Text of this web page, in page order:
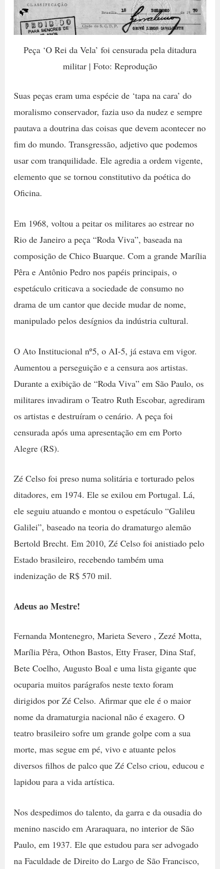
Peça ‘O Rei da Vela’ foi censurada pela ditadura
militar | Foto: Reprodução
Suas peças eram uma espécie de ‘tapa na cara’ do
moralismo conservador, fazia uso da nudez e sempre
pautava a doutrina das coisas que devem acontecer no
fim do mundo. Transgressão, adjetivo que podemos
usar com tranquilidade. Ele agredia a ordem vigente,
elemento que se tornou constitutivo da poética do
Oficina.
Em 1968, voltou a peitar os militares ao estrear no
Rio de Janeiro a peça “Roda Viva”, baseada na
composição de Chico Buarque. Com a grande Marília
Pêra e Antônio Pedro nos papéis principais, o
espetáculo criticava a sociedade de consumo no
drama de um cantor que decide mudar de nome,
manipulado pelos desígnios da indústria cultural.
O Ato Institucional nº5, o AI-5, já estava em vigor.
Aumentou a perseguição e a censura aos artistas.
Durante a exibição de “Roda Viva” em São Paulo, os
militares invadiram o Teatro Ruth Escobar, agrediram
os artistas e destruíram o cenário. A peça foi
censurada após uma apresentação em em Porto
Alegre (RS).
Zé Celso foi preso numa solitária e torturado pelos
ditadores, em 1974. Ele se exilou em Portugal. Lá,
ele seguiu atuando e montou o espetáculo “Galileu
Galilei”, baseado na teoria do dramaturgo alemão
Bertold Brecht. Em 2010, Zé Celso foi anistiado pelo
Estado brasileiro, recebendo também uma
indenização de R$ 570 mil.
Adeus ao Mestre!
Fernanda Montenegro, Marieta Severo , Zezé Motta,
Marília Pêra, Othon Bastos, Etty Fraser, Dina Staf,
Bete Coelho, Augusto Boal e uma lista gigante que
ocuparia muitos parágrafos neste texto foram
dirigidos por Zé Celso. Afirmar que ele é o maior
nome da dramaturgia nacional não é exagero. O
teatro brasileiro sofre um grande golpe com a sua
morte, mas segue em pé, vivo e atuante pelos
diversos filhos de palco que Zé Celso criou, educou e
lapidou para a vida artística.
Nos despedimos do talento, da garra e da ousadia do
menino nascido em Araraquara, no interior de São
Paulo, em 1937. Ele que estudou para ser advogado
na Faculdade de Direito do Largo de São Francisco,